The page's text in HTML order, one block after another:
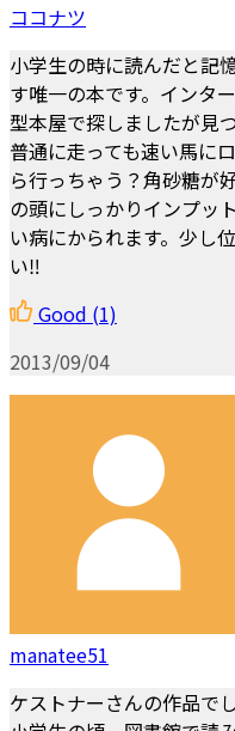
ココナツ
小学生の時に読んだと記
す唯一の本です。インタ
型本屋で探しましたが見
普通に走っても速い馬に
ら行っちゃう？角砂糖が
の頭にしっかりインプッ
い病にかられます。少し
い‼
Good (1)
2013/09/04
manatee51
ケストナーさんの作品で